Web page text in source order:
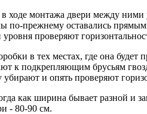
ходе монтажа двери между
по-прежнему оставались
проверяют
в тех местах, где она
к подкрепляющим брусьям
и опять прове­ряют
как ширина бывает разной и
- 80-90 см.